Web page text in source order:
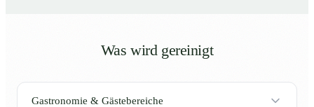
Was wird gereinigt
Gastronomie & Gästebereiche